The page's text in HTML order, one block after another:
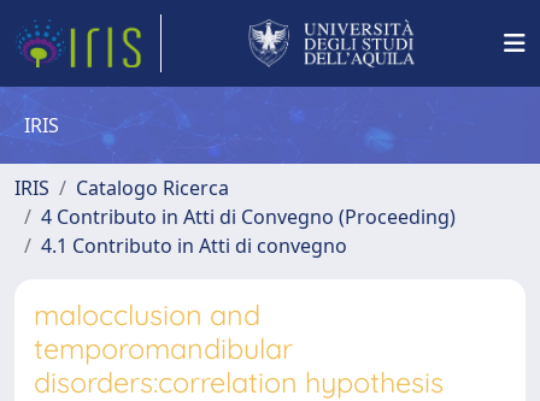
IRIS
IRIS
Catalogo Ricerca
4 Contributo in Atti di Convegno (Proceeding)
4.1 Contributo in Atti di convegno
malocclusion and
temporomandibular
disorders:correlation hypothesis